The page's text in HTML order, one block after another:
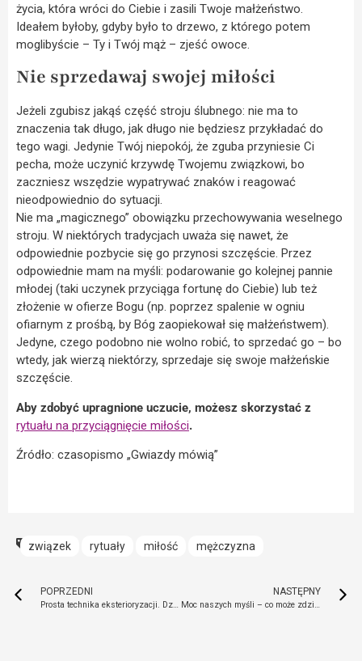
życia, która wróci do Ciebie i zasili Twoje małżeństwo.
Ideałem byłoby, gdyby było to drzewo, z którego potem
moglibyście – Ty i Twój mąż – zjeść owoce.
Nie sprzedawaj swojej miłości
Jeżeli zgubisz jakąś część stroju ślubnego: nie ma to
znaczenia tak długo, jak długo nie będziesz przykładać do
tego wagi. Jedynie Twój niepokój, że zguba przyniesie Ci
pecha, może uczynić krzywdę Twojemu związkowi, bo
zaczniesz wszędzie wypatrywać znaków i reagować
nieodpowiednio do sytuacji.
Nie ma „magicznego” obowiązku przechowywania weselnego
stroju. W niektórych tradycjach uważa się nawet, że
odpowiednie pozbycie się go przynosi szczęście. Przez
odpowiednie mam na myśli: podarowanie go kolejnej pannie
młodej (taki uczynek przyciąga fortunę do Ciebie) lub też
złożenie w ofierze Bogu (np. poprzez spalenie w ogniu
ofiarnym z prośbą, by Bóg zaopiekował się małżeństwem).
Jedyne, czego podobno nie wolno robić, to sprzedać go – bo
wtedy, jak wierzą niektórzy, sprzedaje się swoje małżeńskie
szczęście.
Aby zdobyć upragnione uczucie, możesz skorzystać z
rytuału na przyciągnięcie miłości.
Źródło: czasopismo „Gwiazdy mówią”
związek rytuały miłość mężczyzna
POPRZEDNI
Prosta technika eksterioryzacji. Dzięki temu ćwiczeniu możesz podróżować poza ciałem
NASTĘPNY
Moc naszych myśli – co może zdziałać autosugestia?